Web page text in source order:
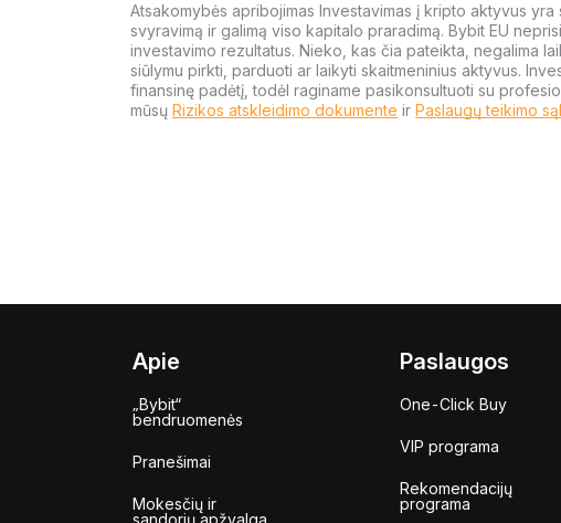
Atsakomybės apribojimas Investavimas į kripto aktyvus
svyravimą ir galimą viso kapitalo praradimą. Bybit EU
investavimo rezultatus. Nieko, kas čia pateikta, negalima
siūlymu pirkti, parduoti ar laikyti skaitmeninius aktyvus.
finansinę padėtį, todėl raginame pasikonsultuoti su
mūsų Rizikos atskleidimo dokumente ir Paslaugų teikimo
Apie
„Bybit“
bendruomenės
Pranešimai
Mokesčių ir
sandorių apžvalga
Paslaugos
One-Click Buy
VIP programa
Rekomendacijų
programa